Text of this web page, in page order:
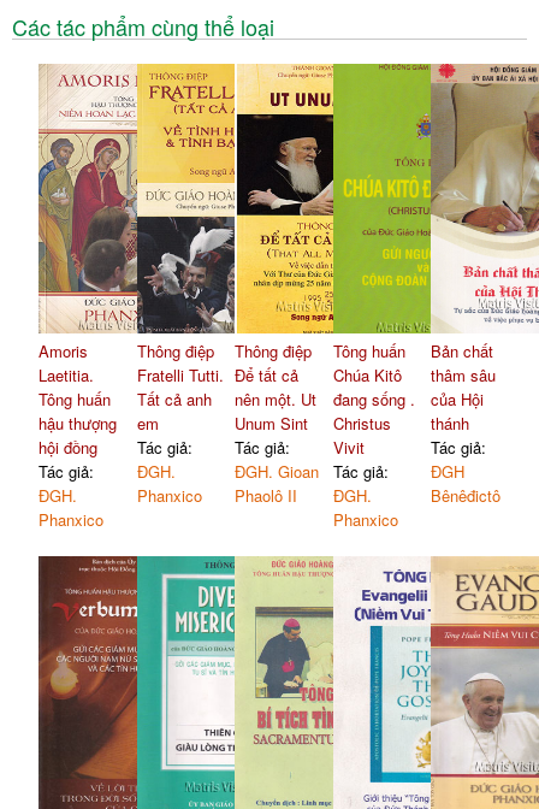
Các tác phẩm cùng thể loại
Amoris
Laetitia.
Tông huấn
hậu thượng
hội đồng
Tác giả:
ĐGH.
Phanxico
Thông điệp
Fratelli Tutti.
Tất cả anh
em
Tác giả:
ĐGH.
Phanxico
Thông điệp
Để tất cả
nên một. Ut
Unum Sint
Tác giả:
ĐGH. Gioan
Phaolô II
Tông huấn
Chúa Kitô
đang sống .
Christus
Vivit
Tác giả:
ĐGH.
Phanxico
Bản chất
thâm sâu
của Hội
thánh
Tác giả:
ĐGH
Bênêđictô